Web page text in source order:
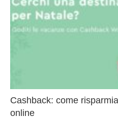
Cashback: come
online